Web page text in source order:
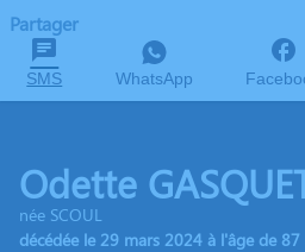
Partager
SMS WhatsApp
Odette
née SCOUL
décédée le 29 mars 2024 à l'âge de 87